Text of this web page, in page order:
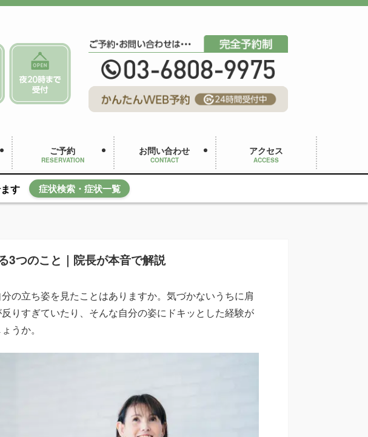
ご予約
RESERVATION
お問い合わせ
CONTACT
アクセス
ACCESS
す 症状検索・症状一覧
3つのこと｜院長が本音で解説
の立ち姿を見たことはありますか。気づかないうちに肩
りすぎていたり、そんな自分の姿にドキッとした経験が
うか。